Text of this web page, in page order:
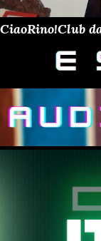
CiaoRino!Club